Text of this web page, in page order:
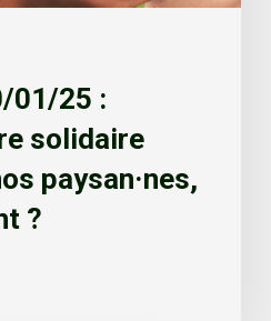
01/25 :
solidaire
paysan·nes,
?